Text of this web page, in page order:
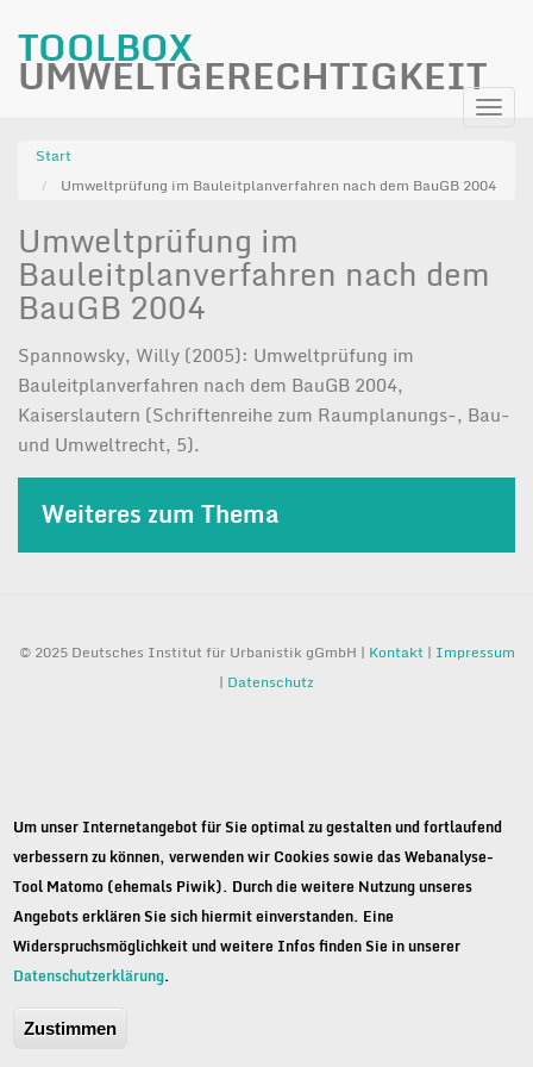
Direkt
Inhalt
TOOLBOX
UMWELTGERECHTIGKEIT
Start
Umweltprüfung im Bauleitplanverfahren nach dem BauGB 2004
Umweltprüfung im
Bauleitplanverfahren nach dem
BauGB 2004
Spannowsky, Willy (2005): Umweltprüfung im
Bauleitplanverfahren nach dem BauGB 2004,
Kaiserslautern (Schriftenreihe zum Raumplanungs-, Bau-
und Umweltrecht, 5).
Weiteres zum Thema
© 2025 Deutsches Institut für Urbanistik gGmbH | Kontakt | Impressum
| Datenschutz
Um unser Internetangebot für Sie optimal zu gestalten und fortlaufend
verbessern zu können, verwenden wir Cookies sowie das Webanalyse-
Tool Matomo (ehemals Piwik). Durch die weitere Nutzung unseres
Angebots erklären Sie sich hiermit einverstanden. Eine
Widerspruchsmöglichkeit und weitere Infos finden Sie in unserer
Datenschutzerklärung.
Zustimmen